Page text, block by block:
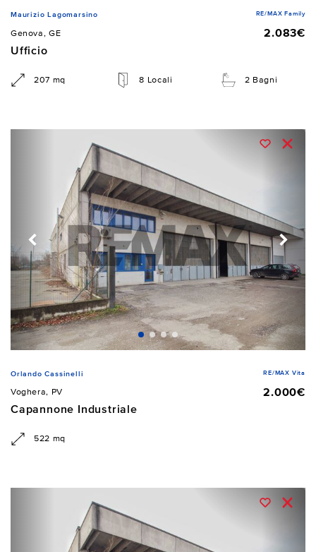
Maurizio Lagomarsino RE/MAX Family
Genova, GE
2.083€
Ufficio
207 mq 8 Locali 2 Bagni
Orlando Cassinelli RE/MAX Vita
Voghera, PV
2.000€
Capannone Industriale
522 mq